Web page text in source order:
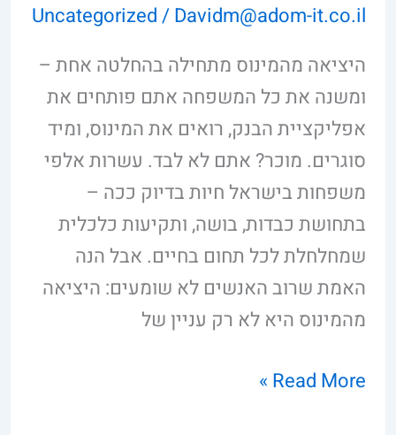
Uncategorized/Davidm@adom-it.co.il
היציאה מהמינוס מתחילה בהחלטה אחת –
ומשנה את כל המשפחה אתם פותחים את
אפליקציית הבנק, רואים את המינוס, ומיד
סוגרים. מוכר? אתם לא לבד. עשרות אלפי
משפחות בישראל חיות בדיוק ככה –
בתחושת כבדות, בושה, ותקיעות כלכלית
שמחלחלת לכל תחום בחיים. אבל הנה
האמת שרוב האנשים לא שומעים: היציאה
מהמינוס היא לא רק עניין של
Read More »